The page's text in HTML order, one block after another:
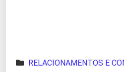
RELACIONAMENTOS E